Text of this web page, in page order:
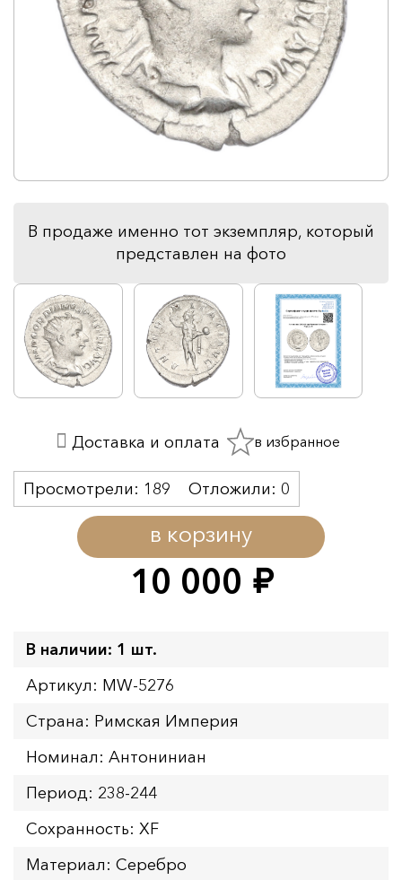
В продаже именно тот экземпляр, который
представлен на фото
10 000 руб.
в корзину
Просмотрели: 189 Отложили: 0
Доставка и оплата в избранное
В наличии: 1 шт.
Артикул: MW-5276
Страна: Римская Империя
Номинал: Антониниан
Период: 238-244
Сохранность: XF
Материал: Серебро